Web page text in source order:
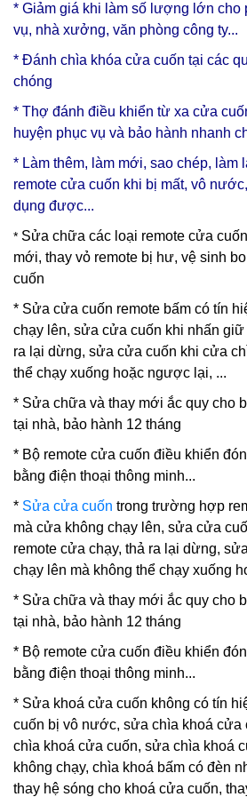
* Giảm giá khi làm số lượng lớn cho
vụ, nhà xưởng, văn phòng công ty...
* Đánh chìa khóa cửa cuốn tại các
chóng
* Thợ đánh điều khiển từ xa cửa
huyện phục vụ và bảo hành nhanh
* Làm thêm, làm mới, sao chép, làm
remote cửa cuốn khi bị mất, vô
dụng được...
* Sửa chữa các loại remote cửa
mới, thay vỏ remote bị hư, vệ sinh
cuốn
* Sửa cửa cuốn remote bấm có tín
chạy lên, sửa cửa cuốn khi nhấn giữ
ra lại dừng, sửa cửa cuốn khi cửa
thể chạy xuống hoặc ngược lại, ...
* Sửa chữa và thay mới ắc quy cho
tại nhà, bảo hành 12 tháng
* Bộ remote cửa cuốn điều khiển
bằng điện thoại thông minh...
* Sửa cửa cuốn trong trường hợp
mà cửa không chạy lên, sửa cửa
remote cửa chạy, thả ra lại dừng,
chạy lên mà không thể chạy xuống
* Sửa chữa và thay mới ắc quy cho
tại nhà, bảo hành 12 tháng
* Bộ remote cửa cuốn điều khiển
bằng điện thoại thông minh...
* Sửa khoá cửa cuốn không có tín
cuốn bị vô nước, sửa chìa khoá cửa
chìa khoá cửa cuốn, sửa chìa khoá
không chạy, chìa khoá bấm có đèn
thay hệ sóng cho khoá cửa cuốn,